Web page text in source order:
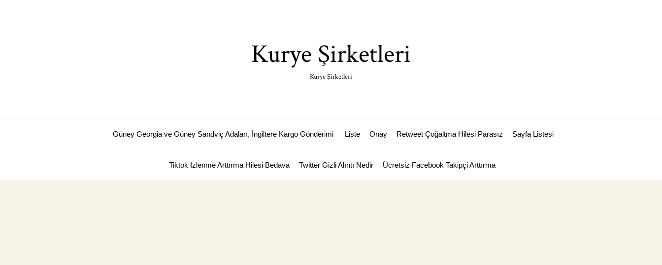
Kurye Şirketleri
Kurye Şirketleri
Güney Georgia ve Güney Sandviç Adaları, İngiltere Kargo Gönderimi Liste Onay Retweet Çoğaltma Hilesi Parasız Sayfa Listesi
Tiktok Izlenme Arttırma Hilesi Bedava Twitter Gizli Alıntı Nedir Ücretsiz Facebook Takipçi Arttırma